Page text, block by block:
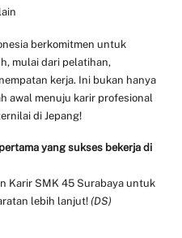
berkomitmen untuk
mulai dari pelatihan,
kerja. Ini bukan hanya
awal menuju karir profesional
di Jepang!
yang sukses bekerja di
Karir SMK 45 Surabaya untuk
lebih lanjut! (DS)